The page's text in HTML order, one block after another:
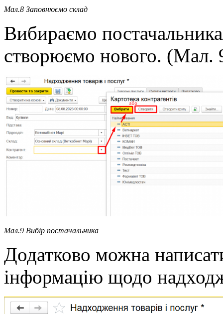
Мал.8 Заповнюємо склад
Вибираємо
створюємо нового. (Мал.
Мал.9 Вибір постачальника
Додатково можна
інформацію щодо